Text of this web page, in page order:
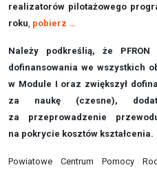
realizatorów pilotażowego
roku, pobierz …
Należy podkreślią, że
dofinansowania we wszystkich
w Module I oraz zwiększył
za naukę (czesne),
za przeprowadzenie
na pokrycie kosztów kształcenia.
Powiatowe Centrum Pomocy